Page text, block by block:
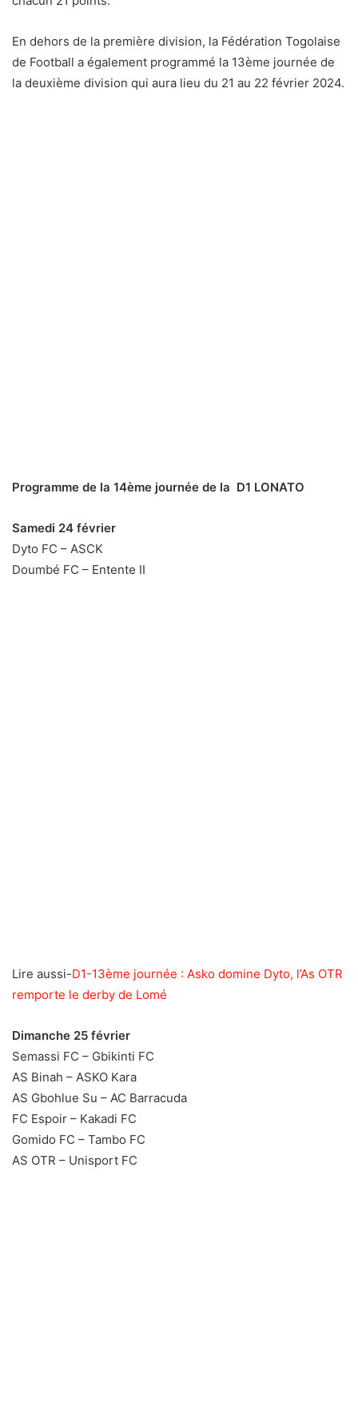
En dehors de la première division, la Fédération Togolaise
de Football a également programmé la 13ème journée de
la deuxième division qui aura lieu du 21 au 22 février 2024.
Programme de la 14ème journée de la D1 LONATO
Samedi 24 février
Dyto FC – ASCK
Doumbé FC – Entente II
Lire aussi-D1-13ème journée : Asko domine Dyto, l’As OTR
remporte le derby de Lomé
Dimanche 25 février
Semassi FC – Gbikinti FC
AS Binah – ASKO Kara
AS Gbohlue Su – AC Barracuda
FC Espoir – Kakadi FC
Gomido FC – Tambo FC
AS OTR – Unisport FC